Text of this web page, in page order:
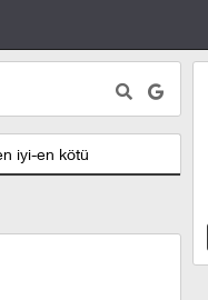
iyi-en kötü